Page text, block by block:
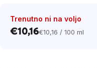
Trenutno ni na voljo
€10,16Cena
€10,16 / 100 ml